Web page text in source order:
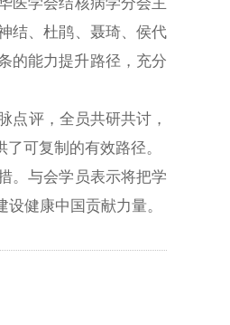
结、杜鹃、聂琦、侯代
的能力提升路径，充分
点评，全员共研共讨，
可复制的有效路径。
。与会学员表示将把学
健康中国贡献力量。